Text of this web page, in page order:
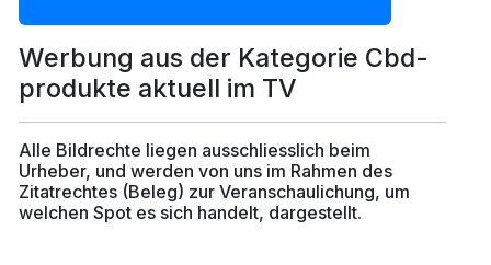
Werbung aus der Kategorie Cbd-
produkte aktuell im TV
Alle Bildrechte liegen ausschliesslich beim
Urheber, und werden von uns im Rahmen des
Zitatrechtes (Beleg) zur Veranschaulichung, um
welchen Spot es sich handelt, dargestellt.